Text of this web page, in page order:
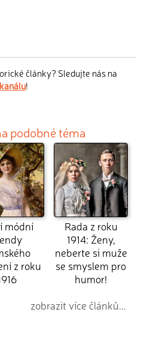
články? Sledujte nás na
!
podobné téma
módní
z roku
Rada z roku
1914: Ženy,
neberte si muže
se smyslem pro
humor!
zobrazit více článků...